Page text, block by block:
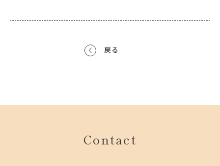
戻る
Contact